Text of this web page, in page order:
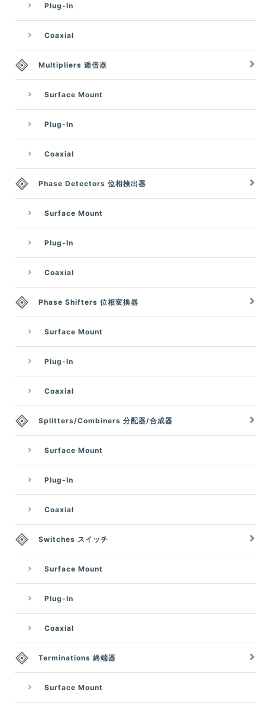
Plug-In
Coaxial
Multipliers 逓倍器
Surface Mount
Plug-In
Coaxial
Phase Detectors 位相検出器
Surface Mount
Plug-In
Coaxial
Phase Shifters 位相変換器
Surface Mount
Plug-In
Coaxial
Splitters/Combiners 分配器/合成器
Surface Mount
Plug-In
Coaxial
Switches スイッチ
Surface Mount
Plug-In
Coaxial
Terminations 終端器
Surface Mount